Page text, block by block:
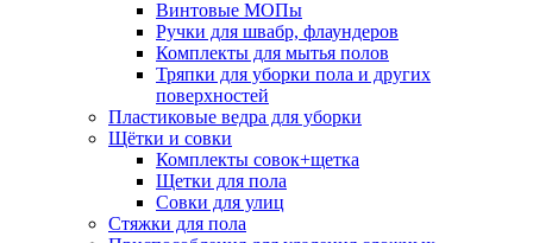
Винтовые МОПы
Ручки для швабр, флаундеров
Комплекты для мытья полов
Тряпки для уборки пола и других
поверхностей
Пластиковые ведра для уборки
Щётки и совки
Комплекты совок+щетка
Щетки для пола
Совки для улиц
Стяжки для пола